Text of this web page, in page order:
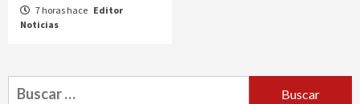
7 horas hace Editor
Noticias
Buscar: